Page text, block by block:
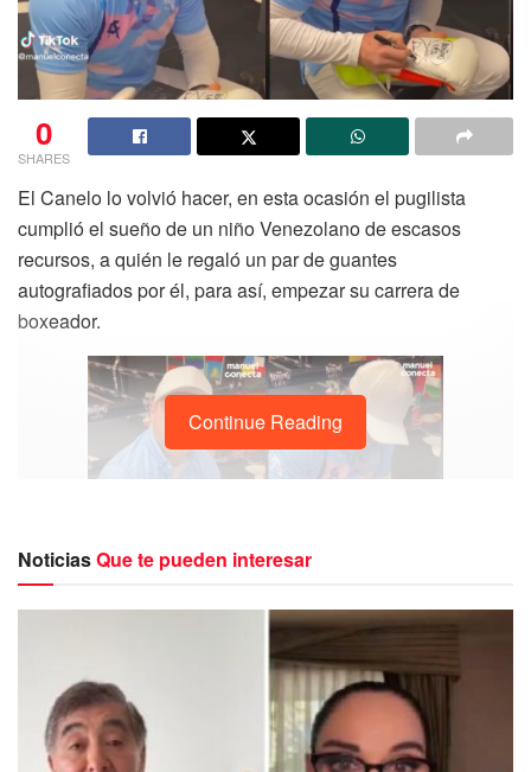
0
SHARES
El Canelo lo volvió hacer, en esta ocasión el pugilista
cumplió el sueño de un niño Venezolano de escasos
recursos, a quién le regaló un par de guantes
autografiados por él, para así, empezar su carrera de
boxeador.
Esto fue gracias a un vídeo compartido por el influencer
Manuel Conecta, quién se encontró a un niño en San
Cristobal, Venezuela trabajando de limpia parabrisas de
nombre Walter, a quién le preguntó el porqué de que se
encontrara trabajando a tan corta edad a lo que el menor
Continue Reading
NoticiasQue te pueden interesar